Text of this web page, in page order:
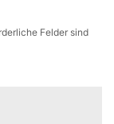
Felder sind